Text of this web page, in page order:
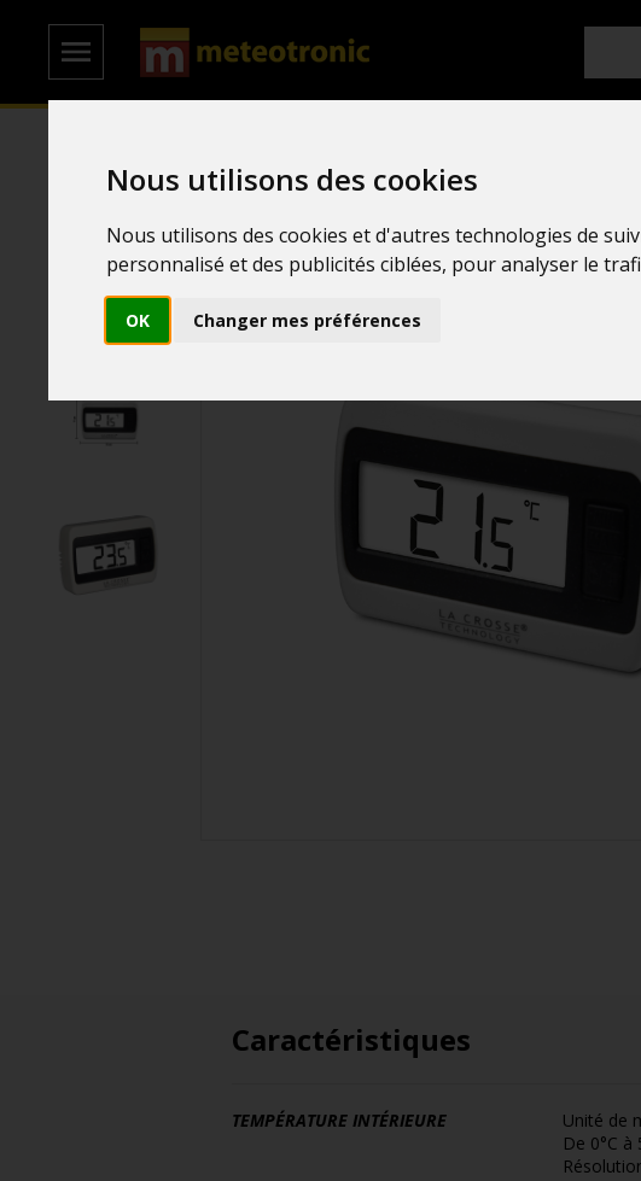
Nous utilisons des cookies
Nous utilisons des cookies et d'autres technologies de
personnalisé et des publicités ciblées, pour analyser le
OK Changer mes préférences
/ Stations Météo Stations Températures
Caractéristiques
TEMPÉRATURE INTÉRIEURE
Unité de
De 0°C à